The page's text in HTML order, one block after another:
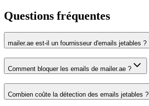
Questions fréquentes
mailer.ae est-il un fournisseur d'emails jetables ?
Comment bloquer les emails de mailer.ae ?
Combien coûte la détection des emails jetables ?